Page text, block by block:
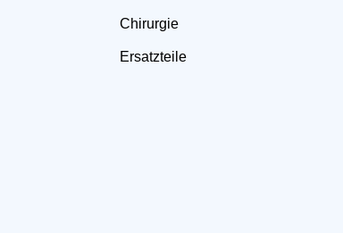
Chirurgie
Ersatzteile